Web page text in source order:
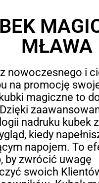
MŁAWA
nowoczesnego i
na promocję
magiczne to
nadruku kubek
kiedy
napojem. To
by zwrócić uwagę
swoich